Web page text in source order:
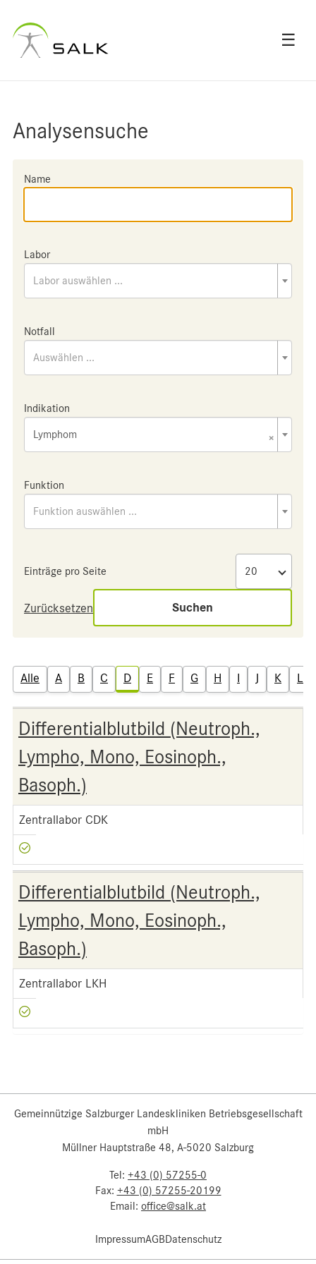
☰
Analysensuche
Name
Labor
Labor auswählen ...
Notfall
Auswählen ...
Indikation
×
Lymphom
Funktion
Funktion auswählen ...
Einträge pro Seite
Zurücksetzen Suchen
Alle A B C D E F G H I J K L
Differentialblutbild (Neutroph.,
Lympho, Mono, Eosinoph.,
Basoph.)
Zentrallabor CDK
Differentialblutbild (Neutroph.,
Lympho, Mono, Eosinoph.,
Basoph.)
Zentrallabor LKH
Gemeinnützige Salzburger Landeskliniken Betriebsgesellschaft
mbH
Müllner Hauptstraße 48, A-5020 Salzburg
Tel: +43 (0) 57255-0
Fax: +43 (0) 57255-20199
Email: office@salk.at
ImpressumAGBDatenschutz